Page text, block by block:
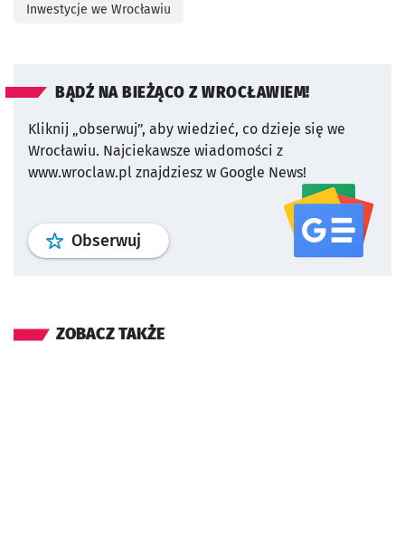
Inwestycje we Wrocławiu
BĄDŹ NA BIEŻĄCO Z WROCŁAWIEM!
Kliknij „obserwuj”, aby wiedzieć, co dzieje się we
Wrocławiu. Najciekawsze wiadomości z
www.wroclaw.pl znajdziesz w Google News!
Obserwuj profil serwisu
ZOBACZ TAKŻE